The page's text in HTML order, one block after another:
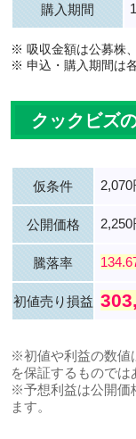
購入期間
※ 吸収金額は公募株
※ 申込・購入期間は
クックビズ
仮条件
公開価格 2,250
騰落率
初値売り損益
※初値や利益の数値
を保証するものでは
※予想利益は公開価
ます。